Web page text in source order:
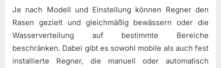
Je nach Modell und Einstellung können Regner den
Rasen gezielt und gleichmäßig bewässern oder die
Wasserverteilung auf bestimmte Bereiche
beschränken. Dabei gibt es sowohl mobile als auch fest
installierte Regner, die manuell oder automatisch